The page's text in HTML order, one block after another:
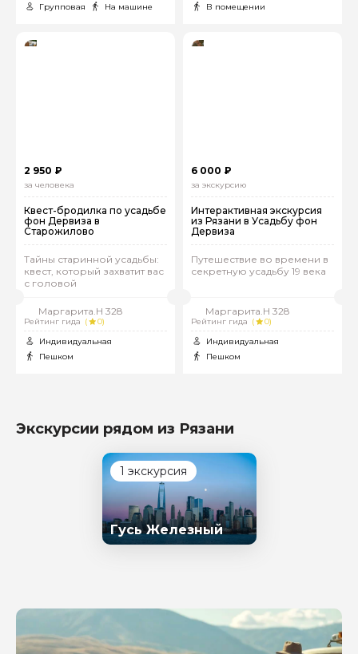
Групповая
На машине
В помещении
2 950 ₽
за человека
Квест-бродилка по усадьбе
фон Дервиза в
Старожилово
Тайны старинной усадьбы:
квест, который захватит вас
с головой
Маргарита.Н 328
Рейтинг гида (
0)
Индивидуальная
Пешком
6 000 ₽
за экскурсию
Интерактивная экскурсия
из Рязани в Усадьбу фон
Дервиза
Путешествие во времени в
секретную усадьбу 19 века
Маргарита.Н 328
Рейтинг гида (
0)
Индивидуальная
Пешком
Экскурсии рядом из Рязани
1 экскурсия
Гусь Железный
Задайте свой вопрос гиду
Как вас зовут
Ваша электронная почта
Если у вас есть интересующие вопросы, можете их
задать